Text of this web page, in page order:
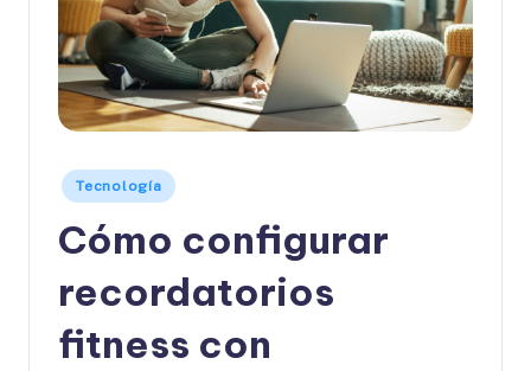
Publicado
en
Tecnología
Cómo configurar
recordatorios
fitness con